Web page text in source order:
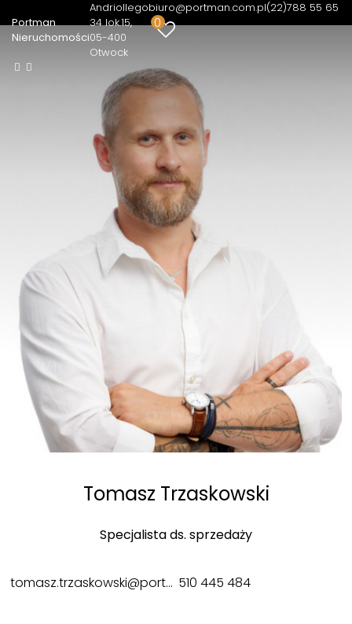
Portman
Nieruchomości
Andriollego
34 lok.15
05-400
Otwock
biuro@portman.com.pl(22)788 55 65
0
Tomasz Trzaskowski
Specjalista ds. sprzedaży
tomasz.trzaskowski@portman.com.pl 510 445 484